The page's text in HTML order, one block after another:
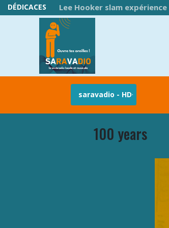
DÉDICACES Lee Hooker slam expérience
100 years